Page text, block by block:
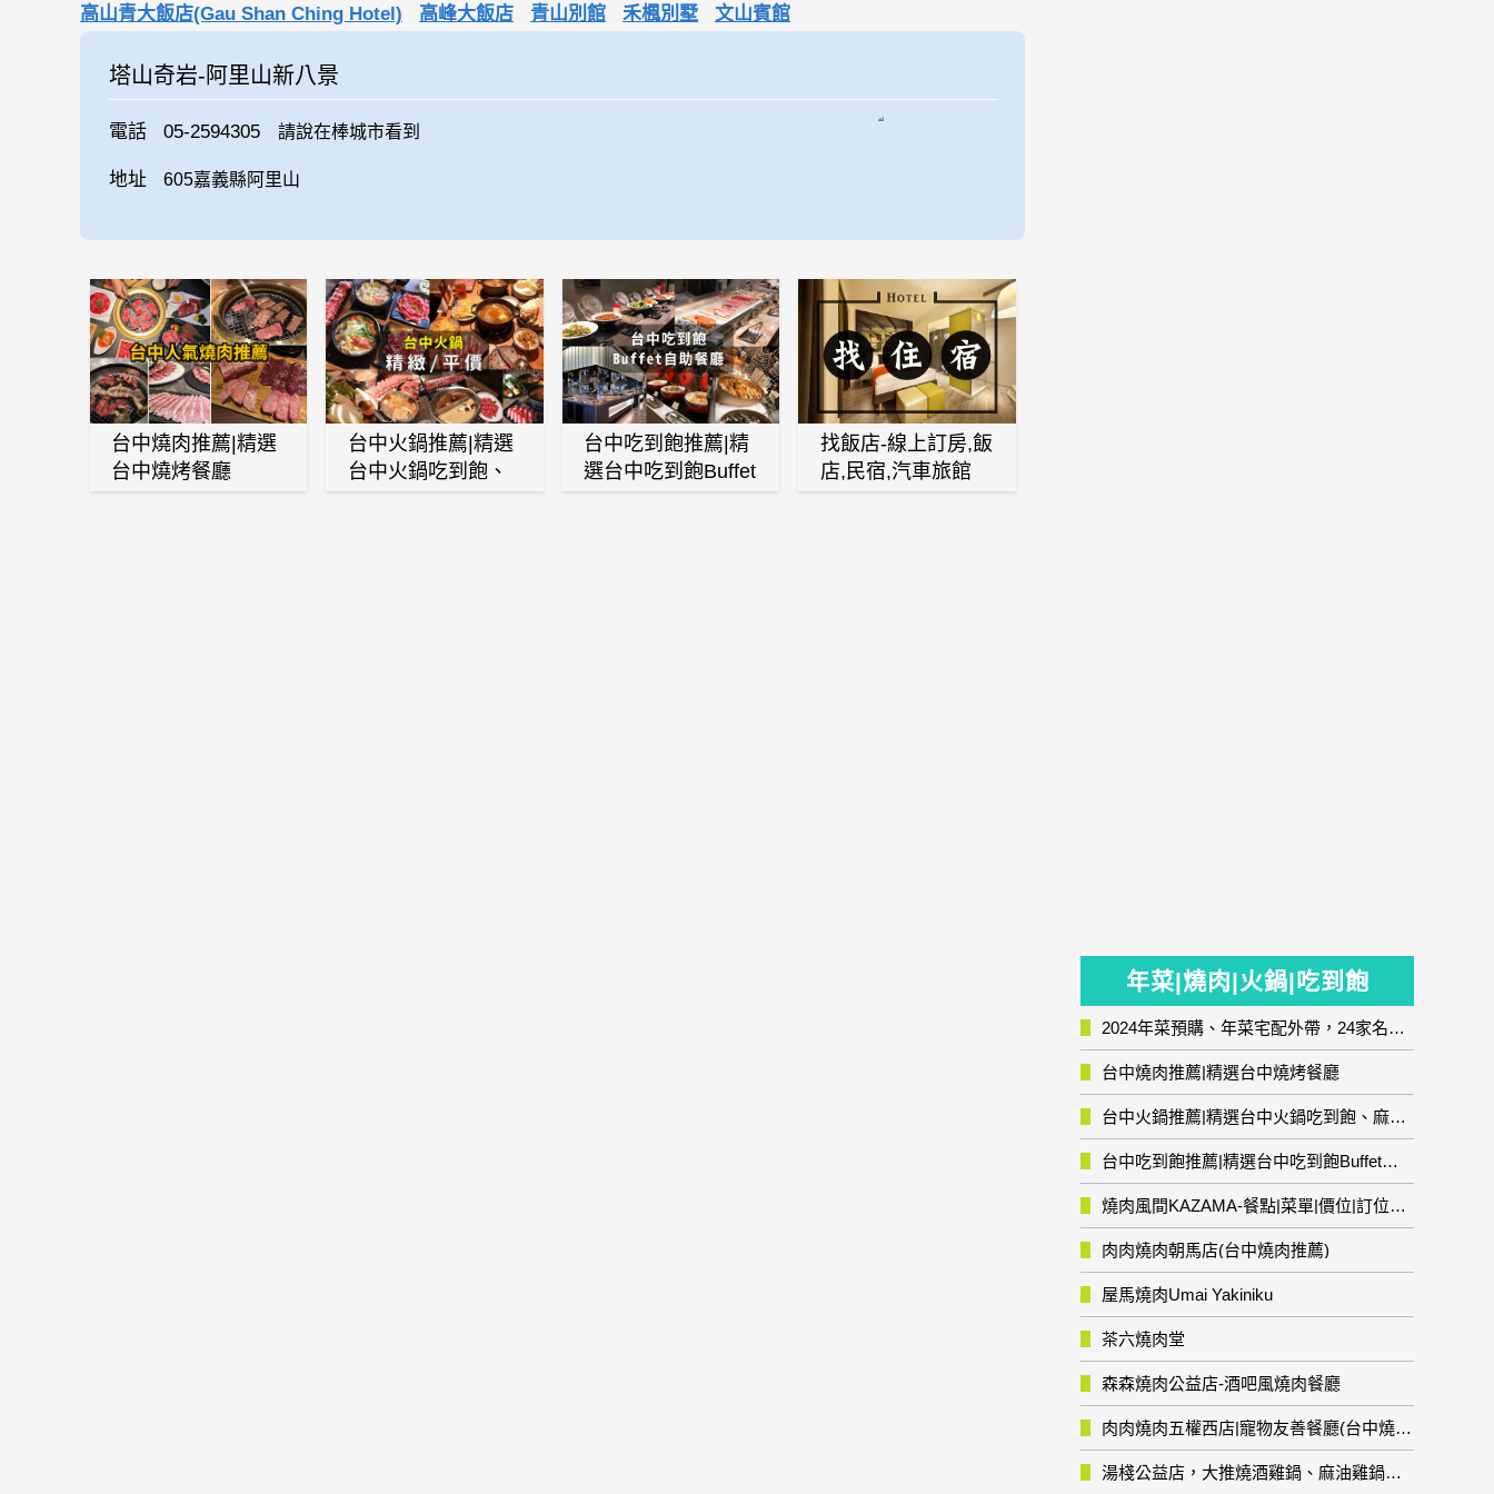
高山青大飯店(Gau Shan Ching Hotel)
高峰大飯店 青山別館 禾楓別墅 文山賓館
塔山奇岩-阿里山新八景
電話 05-2594305 請說在棒城市看到
地址 605嘉義縣阿里山
台中燒肉推薦|精選
台中燒烤餐廳
台中火鍋推薦|精選
台中火鍋吃到飽、
台中吃到飽推薦|精
選台中吃到飽Buffet
找飯店-線上訂房,飯
店,民宿,汽車旅館
年菜|燒肉|火鍋|吃到飽
2024年菜預購、年菜宅配外帶，24家名店年菜推薦整理，圍爐輕鬆上菜團圓趣
台中燒肉推薦|精選台中燒烤餐廳
台中火鍋推薦|精選台中火鍋吃到飽、麻辣鍋、鴛鴦鍋、石頭火鍋、酸菜白肉鍋、海鮮鍋、燒酒雞、麻油雞、壽喜燒等熱門人氣火鍋店!
台中吃到飽推薦|精選台中吃到飽Buffet自助餐廳
燒肉風間KAZAMA-餐點|菜單|價位|訂位資訊
肉肉燒肉朝馬店(台中燒肉推薦)
屋馬燒肉Umai Yakiniku
茶六燒肉堂
森森燒肉公益店-酒吧風燒肉餐廳
肉肉燒肉五權西店|寵物友善餐廳(台中燒肉推薦)
湯棧公益店，大推燒酒雞鍋、麻油雞鍋暖暖有夠補